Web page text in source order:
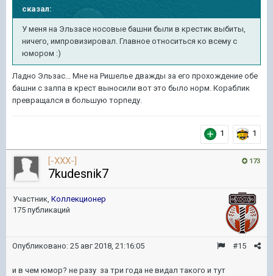
сказал:
У меня на Эльзасе носовые башни были в крестик выбиты,
ничего, импровизировал. Главное относиться ко всему с
юмором :)
Ладно Эльзас... Мне на Ришелье дважды за его прохождение обе
башни с залпа в крест выносили вот это было норм. Кораблик
превращался в большую торпеду.
1 1
173
[-XXX-]
7kudesnik7
Участник, Коллекционер
175 публикаций
#15
Опубликовано: 25 авг 2018, 21:16:05
и в чем юмор? не разу за три года не видал такого и тут